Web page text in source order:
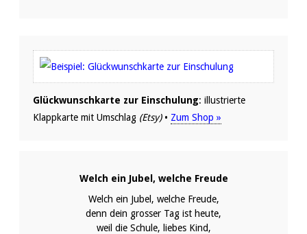
Glückwunschkarte zur Einschulung: illustrierte
Klappkarte mit Umschlag (Etsy)• Zum Shop »
Welch ein Jubel, welche Freude
Welch ein Jubel, welche Freude,
denn dein grosser Tag ist heute,
weil die Schule, liebes Kind,